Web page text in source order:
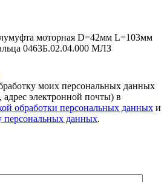
моторная D=42мм L=103мм
0463Б.02.04.000 МЛЗ
моих персональных данных
электронной почты) в
обработки персональных данных и
персональных данных.